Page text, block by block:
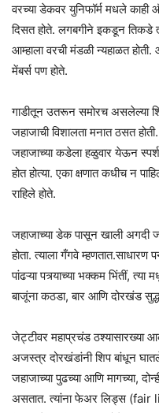
वरच्या डेकवर युनिफॉर्म मधले
दिसत होते. लगबगीने इकडून तिकडे
आम्हाला वरची मंडळी न्यहाळत
मेंबर्स पण होते.
गाडीतून उतरून समोरच असलेल्या
जहाजाची विशालता मनात ठसत
जहाजाच्या कडेला हळुवार येऊन
होत होत्या. एका क्षणात कधीच न
राहिले होते.
जहाजाच्या डेक पासून खाली अगदी
होता. त्याला गँगवे म्हणतात.साधारण
पांढऱ्या पत्र्याच्या भक्कम भिंतीं, त्या
बाजूंना कठडा, बार आणि दोरखंड
जेट्टीवर महाप्रचंड ठश्यासारख्या
अजस्त्र दोरखंडांनी शिप बांधून
जहाजाच्या पुढच्या आणि मागच्या,
असतात. त्यांना फेअर लिड्स (fair